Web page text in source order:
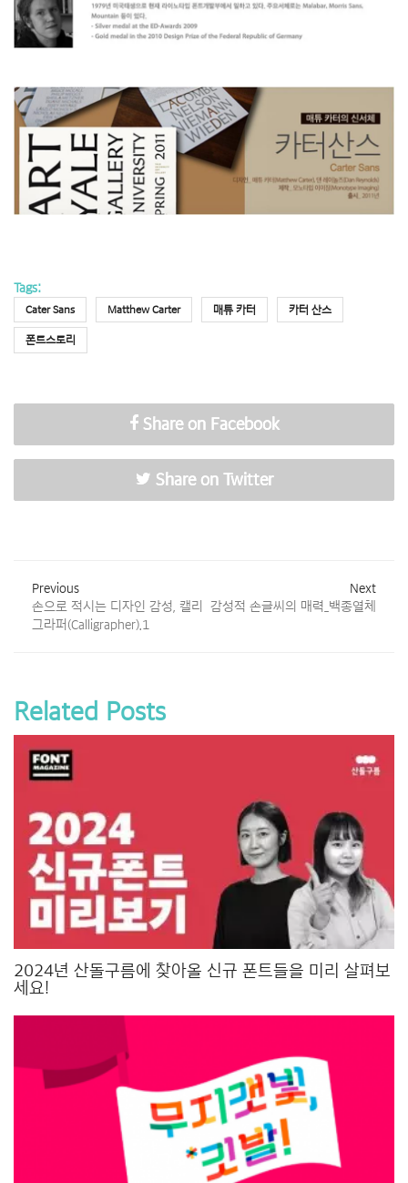
Tags:
Cater Sans Matthew Carter 매튜 카터 카터 산스
폰트스토리
Share on Facebook
Share on Twitter
Previous
손으로 적시는 디자인 감성, 캘리
그라퍼(Calligrapher).1
Next
감성적 손글씨의 매력_백종열체
Related Posts
2024년 산돌구름에 찾아올 신규 폰트들을 미리 살펴보
세요!